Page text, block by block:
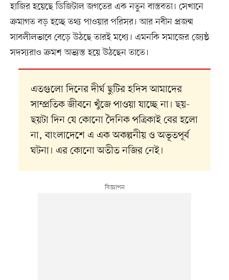
হাজির হয়েছে ডিজিটাল জগতের এক নতুন বাস্তবতা। সেখানে
ক্রমাগত বড় হচ্ছে তথ্য পাওয়ার পরিসর। আর নবীন প্রজন্ম
সাবলীলভাবে বেড়ে উঠছে তারই মধ্যে। এমনকি সমাজের জ্যেষ্ঠ
সদস্যরাও ক্রমশ অভ্যস্ত হয়ে উঠছেন তাতে।
এতগুলো দিনের দীর্ঘ ছুটির হদিস আমাদের
সাম্প্রতিক জীবনে খুঁজে পাওয়া যাচ্ছে না। ছয়-
ছয়টা দিন যে কোনো দৈনিক পত্রিকাই বের হলো
না, বাংলাদেশে এ এক অকল্পনীয় ও অভূতপূর্ব
ঘটনা। এর কোনো অতীত নজির নেই।